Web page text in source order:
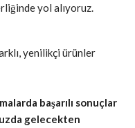
yol alıyoruz.
yenilikçi ürünler
başarılı sonuçlar
gelecekten